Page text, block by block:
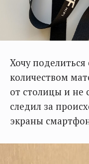
Хочу
количеством
от столицы и не
следил за
экраны